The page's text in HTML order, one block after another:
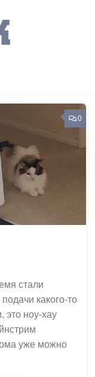
0
стали
какого-то
это ноу-хау
уже можно